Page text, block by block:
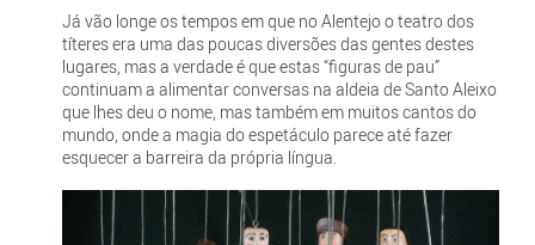
Já vão longe os tempos em que no Alentejo o teatro dos
títeres era uma das poucas diversões das gentes destes
lugares, mas a verdade é que estas “figuras de pau”
continuam a alimentar conversas na aldeia de Santo Aleixo
que lhes deu o nome, mas também em muitos cantos do
mundo, onde a magia do espetáculo parece até fazer
esquecer a barreira da própria língua.